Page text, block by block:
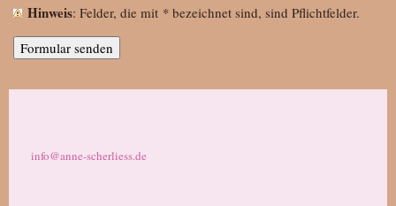
Hinweis : Felder, die mit * bezeichnet sind, sind Pflichtfelder.
info@anne-scherliess.de